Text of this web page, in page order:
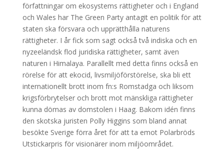
författningar om ekosystems rättigheter och i England
och Wales har The Green Party antagit en politik för att
staten ska försvara och upprätthålla naturens
rättigheter. I år fick som sagt också två indiska och en
nyzeeländsk flod juridiska rättigheter, samt även
naturen i Himalaya. Parallellt med detta finns också en
rörelse för att ekocid, livsmiljöförstörelse, ska bli ett
internationellt brott inom fn:s Romstadga och liksom
krigsförbrytelser och brott mot mänskliga rättigheter
kunna dömas av domstolen i Haag. Bakom idén finns
den skotska juristen Polly Higgins som bland annat
besökte Sverige förra året för att ta emot Polarbröds
Utstickarpris för visionärer inom miljöområdet.